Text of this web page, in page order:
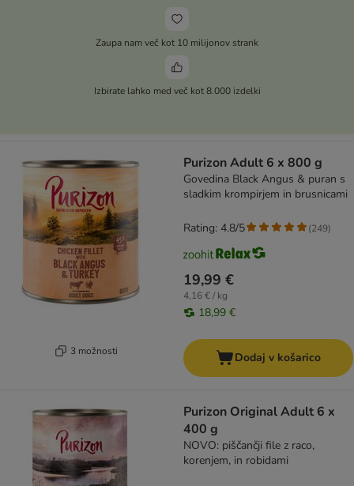
Zaupa nam več kot 10 milijonov strank
Izbirate lahko med več kot 8.000 izdelki
3 možnosti
Purizon Adult 6 x 800 g
Govedina Black Angus & puran s
sladkim krompirjem in brusnicami
19,99 €
4,16 € / kg
18,99 €
Rating: 4.8/5 (249)
Dodaj v košarico
Purizon Original Adult 6 x
400 g
NOVO: piščančji file z raco,
korenjem, in robidami